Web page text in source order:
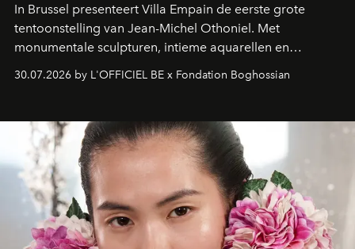
In Brussel presenteert Villa Empain de eerste grote
tentoonstelling van Jean-Michel Othoniel. Met
monumentale sculpturen, intieme aquarellen en
een emotionele reis waarin elk werk de herinnering
moment van verwondering.
30.07.2026 by L'OFFICIEL BE x Fondation Boghossian